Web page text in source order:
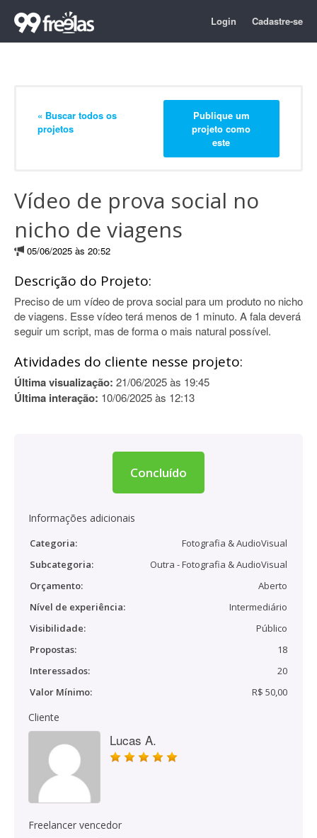
Login Cadastre-se
« Buscar todos os
projetos
Publique um
projeto como
este
Vídeo de prova social no
nicho de viagens
05/06/2025 às 20:52
Descrição do Projeto:
Preciso de um vídeo de prova social para um produto no nicho
de viagens. Esse vídeo terá menos de 1 minuto. A fala deverá
seguir um script, mas de forma o mais natural possível.
Atividades do cliente nesse projeto:
Última visualização: 21/06/2025 às 19:45
Última interação: 10/06/2025 às 12:13
Concluído
Informações adicionais
Categoria:
Fotografia & AudioVisual
Subcategoria:
Outra - Fotografia & AudioVisual
Orçamento:
Aberto
Nível de experiência:
Intermediário
Visibilidade:
Público
Propostas:
18
Interessados:
20
Valor Mínimo:
R$ 50,00
Cliente
Lucas A.
Freelancer vencedor